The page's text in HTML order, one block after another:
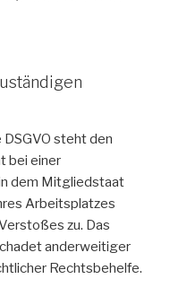
steht den
bei einer
dem Mitgliedstaat
Arbeitsplatzes
zu. Das
anderweitiger
Rechtsbehelfe.